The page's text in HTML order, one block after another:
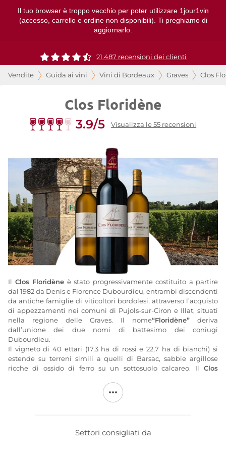
Il tuo browser è troppo vecchio per poter utilizzare 1jour1vin
(accesso, carrello e ordine non disponibili). Ti preghiamo di
aggiornarlo.
21.487 recensioni dei clienti
Vendite Guida ai vini Vini di Bordeaux Graves Clos
Clos Floridène
3.9/5 Visualizza le 55 recensioni
Il Clos Floridène è stato progressivamente costituito a partire
dal 1982 da Denis e Florence Dubourdieu, entrambi discendenti
da antiche famiglie di viticoltori bordolesi, attraverso l’acquisto
di appezzamenti nei comuni di Pujols-sur-Ciron e Illat, situati
nella regione delle Graves. Il nome“Floridène” deriva
dall’unione dei due nomi di battesimo dei coniugi
Dubourdieu.
Il vigneto di 40 ettari (17,3 ha di rossi e 22,7 ha di bianchi) si
estende su terreni simili a quelli di Barsac, sabbie argillose
ricche di ossido di ferro su un sottosuolo calcareo. Il Clos
Sauvignon (72%) abbinata al 28% di Merlot per i vini rossi. Il
vigneto bianco è costituito dai vitigni tradizionali Sémillon
una grande vivacità aromatica.Settori consigliati da